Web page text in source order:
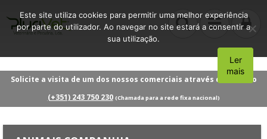
Solicite a visita de um dos nossos comerciais através do número
(+351) 243 750 230 (Chamada para a rede fixa nacional)
Este site utiliza cookies para permitir uma melhor experiência
por parte do utilizador. Ao navegar no site estará a consentir a
sua utilização.
Aceito
Ler
mais